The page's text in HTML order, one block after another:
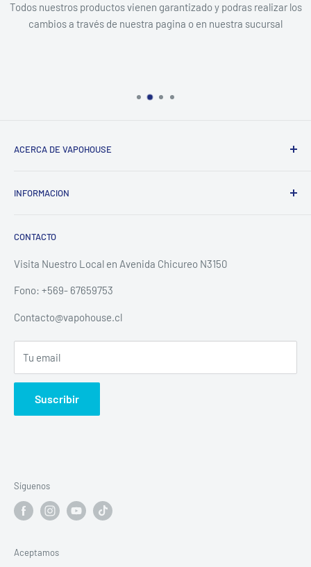
Todos nuestros productos vienen garantizado y podras realizar los
cambios a través de nuestra pagina o en nuestra sucursal
ACERCA DE VAPOHOUSE
costos de mantener un hogar, buscamos ofrecer los mejores
enfocados en la calidad y una excelente atención.
INFORMACION
Despachos
Politica de envios
Política de devolución y reembolso escrita
Todos Los productos
CONTACTO
Visita Nuestro Local en Avenida Chicureo N3150
Fono: +569- 67659753
Contacto@vapohouse.cl
Tu email
Suscribir
Síguenos
Aceptamos